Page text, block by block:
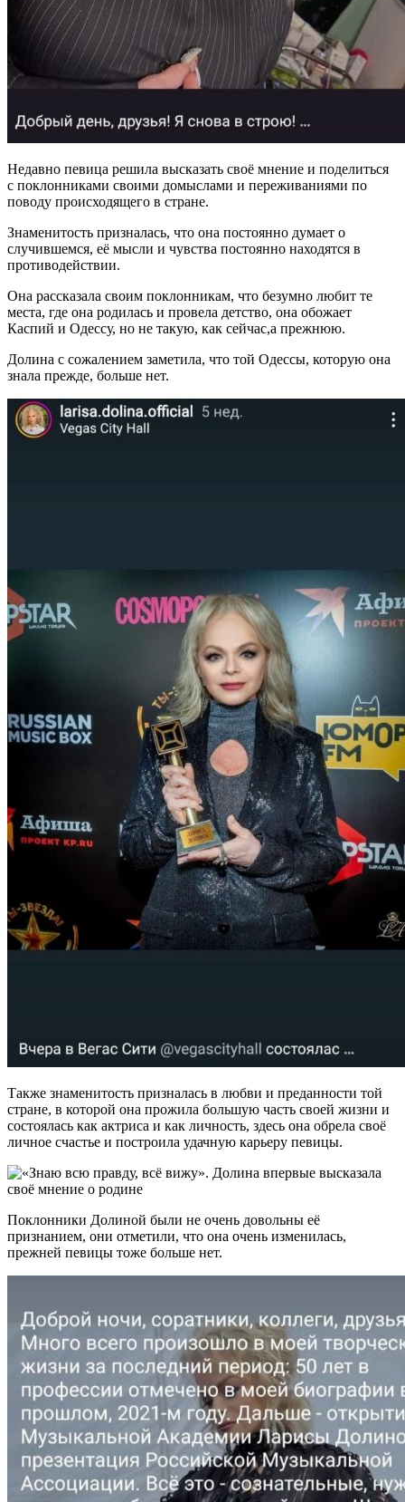
Недавно певица решила высказать своё мнение и поделиться
с поклонниками своими домыслами и переживаниями по
поводу происходящего в стране.
Знаменитость призналась, что она постоянно думает о
случившемся, её мысли и чувства постоянно находятся в
противодействии.
Она рассказала своим поклонникам, что безумно любит те
места, где она родилась и провела детство, она обожает
Каспий и Одессу, но не такую, как сейчас,а прежнюю.
Долина с сожалением заметила, что той Одессы, которую она
знала прежде, больше нет.
Также знаменитость призналась в любви и преданности той
стране, в которой она прожила большую часть своей жизни и
состоялась как актриса и как личность, здесь она обрела своё
личное счастье и построила удачную карьеру певицы.
Поклонники Долиной были не очень довольны её
признанием, они отметили, что она очень изменилась,
прежней певицы тоже больше нет.